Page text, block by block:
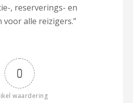
, reserverings- en
voor alle reizigers.”
0
waardering